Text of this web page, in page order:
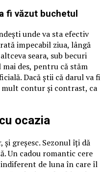
fi văzut buchetul
unde va sta efectiv
impecabil ziua, lângă
seara, sub becuri
des, pentru că stăm
Dacă știi că darul va fi
mult contur și contrast, ca
ocazia
greșesc. Sezonul îți dă
Un cadou romantic cere
de luna în care îl